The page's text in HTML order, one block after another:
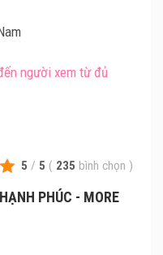
5 / 5 ( 235 bình chọn )
PHÚC - MORE
người xem từ đủ